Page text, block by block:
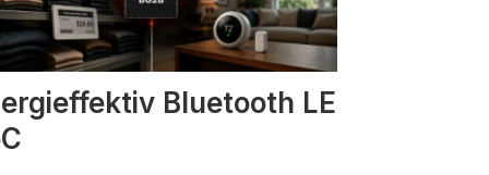
Bluetooth LE